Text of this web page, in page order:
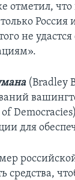
отметил,
Россия
не
(Bradley
для
средства,